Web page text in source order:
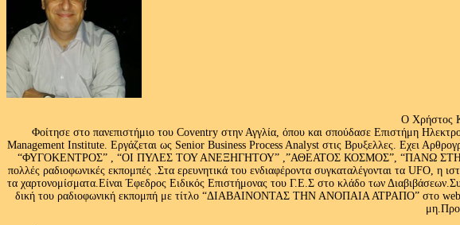
Ο Χρήστος
Φοίτησε στο πανεπιστήμιο του Coventry στην Αγγλία, όπου και σπούδασε Επιστήμη
Management Institute. Εργάζεται ως Senior Business Process Analyst στις Βρυξελλες. Εχει
“ΦΥΓΟΚΕΝΤΡΟΣ” , “ΟΙ ΠΥΛΕΣ ΤΟΥ ΑΝΕΞΗΓΗΤΟΥ” ,”ΑΘΕΑΤΟΣ ΚΟΣΜΟΣ”, “ΠΑΝΩ ΣΤΗΝ
πολλές ραδιοφωνικές εκπομπές .Στα ερευνητικά του ενδιαφέροντα συγκαταλέγονται τα UFO, η
τα χαρτονομίσματα.Είναι Έφεδρος Ειδικός Επιστήμονας του Γ.Ε.Σ στο κλάδο των
δική του ραδιοφωνική εκπομπή με τίτλο “ΔΙΑΒΑΙΝΟΝΤΑΣ ΤΗΝ ΑΝΟΠΑΙΑ ΑΤΡΑΠΟ” στο web